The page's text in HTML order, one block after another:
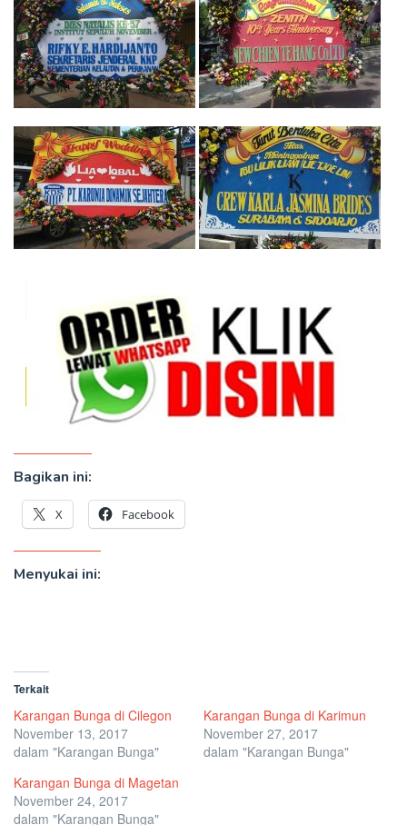
Bagikan ini:
X Facebook
Menyukai ini:
Terkait
Karangan Bunga di Cilegon
November 13, 2017
dalam "Karangan Bunga"
Karangan Bunga di Karimun
November 27, 2017
dalam "Karangan Bunga"
Karangan Bunga di Magetan
November 24, 2017
dalam "Karangan Bunga"